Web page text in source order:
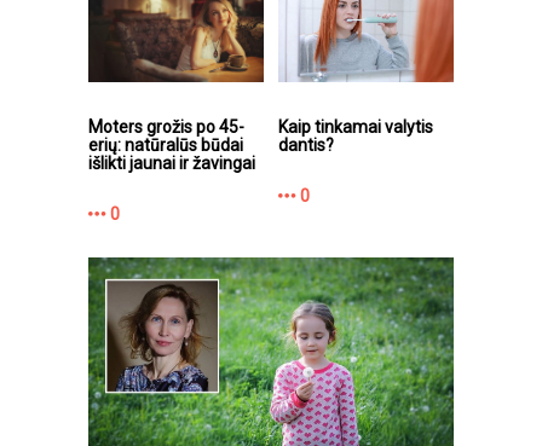
Moters grožis po 45-
erių: natūralūs būdai
išlikti jaunai ir žavingai
0
Kaip tinkamai valytis
dantis?
0